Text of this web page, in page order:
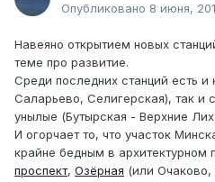
Опубликовано 8 июня,
Навеяно открытием новых
теме про развитие.
Среди последних станций есть
Саларьево, Селигерская), так и
унылые (Бутырская - Верхние
И огорчает то, что участок
крайне бедным в архитектурном
проспект, Озёрная (или Очаково,